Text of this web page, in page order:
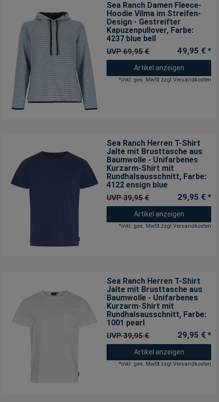
Sea Ranch Damen Fleece-
Hoodie Vilma im Streifen-
Design - Gestreifter
Kapuzenpullover, Farbe:
4237 blue bell
UVP 69,95 € 49,95 € *
Artikel anzeigen
*inkl. ges. MwSt.zzgl.Versandkosten
Sea Ranch Herren T-Shirt
Jalte mit Brusttasche aus
Baumwolle - Unifarbenes
Kurzarm-Shirt mit
Rundhalsausschnitt, Farbe:
4122 ensign blue
UVP 39,95 € 29,95 € *
Artikel anzeigen
*inkl. ges. MwSt.zzgl.Versandkosten
Sea Ranch Herren T-Shirt
Jalte mit Brusttasche aus
Baumwolle - Unifarbenes
Kurzarm-Shirt mit
Rundhalsausschnitt, Farbe:
1001 pearl
UVP 39,95 € 29,95 € *
Artikel anzeigen
*inkl. ges. MwSt.zzgl.Versandkosten